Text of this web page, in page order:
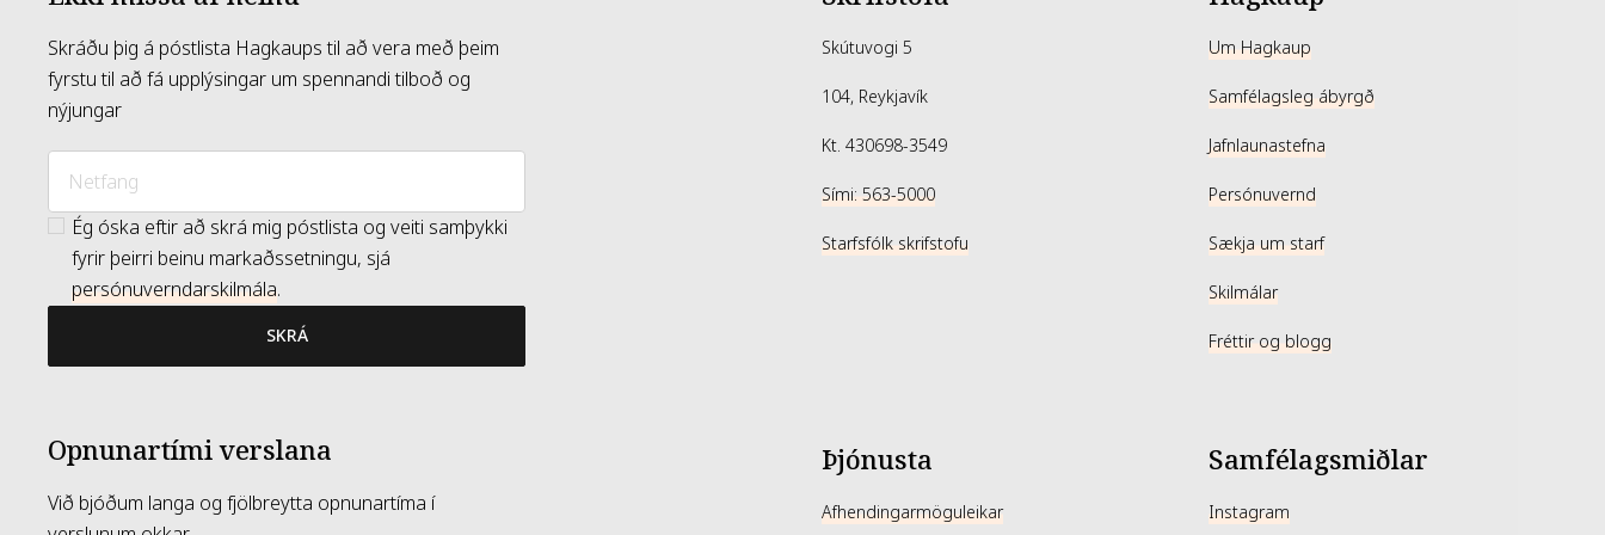
Skráðu þig á póstlista Hagkaups til að vera með þeim
fyrstu til að fá upplýsingar um spennandi tilboð og
nýjungar
Ég óska eftir að skrá mig póstlista og veiti samþykki
fyrir þeirri beinu markaðssetningu, sjá
persónuverndarskilmála.
SKRÁ
Opnunartími verslana
Við bjóðum langa og fjölbreytta opnunartíma í
Skútuvogi 5
104, Reykjavík
Kt. 430698-3549
Sími: 563-5000
Starfsfólk skrifstofu
Um Hagkaup
Samfélagsleg ábyrgð
Jafnlaunastefna
Persónuvernd
Sækja um starf
Skilmálar
Fréttir og blogg
Þjónusta
Afhendingarmöguleikar
Samfélagsmiðlar
Instagram